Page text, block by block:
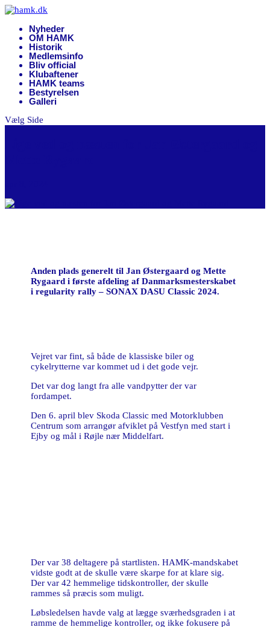
Nyheder
OM HAMK
Historik
Medlemsinfo
Bliv official
Klubaftener
HAMK teams
Bestyrelsen
Galleri
Vælg Side
Anden plads generelt til Jan Østergaard og Mette
Rygaard i første afdeling af Danmarksmesterskabet
i regularity rally – SONAX DASU Classic 2024.
Vejret var fint, så både de klassiske biler og
cykelrytterne var kommet ud i det gode vejr.
Det var dog langt fra alle vandpytter der var
fordampet.
Den 6. april blev Skoda Classic med Motorklubben
Centrum som arrangør afviklet på Vestfyn med start i
Ejby og mål i Røjle nær Middelfart.
Der var 38 deltagere på startlisten. HAMK-mandskabet
vidste godt at de skulle være skarpe for at klare sig.
Der var 42 hemmelige tidskontroller, der skulle
rammes så præcis som muligt.
Løbsledelsen havde valg at lægge sværhedsgraden i at
ramme de hemmelige kontroller, og ikke fokusere på